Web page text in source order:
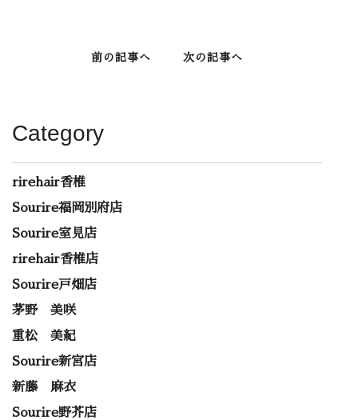
前の記事へ 次の記事へ
Category
rirehair香椎
Sourire福岡別府店
Sourire室見店
rirehair香椎店
Sourire戸畑店
茅野 美咲
重松 美紀
Sourire新宮店
新藤 麻衣
Sourire野芥店